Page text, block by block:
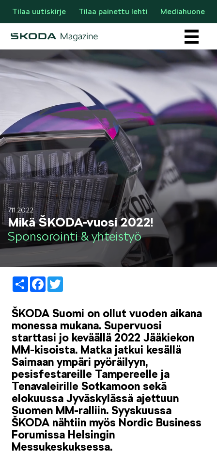
Tilaa uutiskirje Tilaa painettu lehti Mediahuone
Osastot
AJANKOHTAISTA & UUTTA
LIFESTYLE
SIMPLY CLEVER
7.11.2022
Mikä ŠKODA-vuosi 2022!
Sponsorointi & yhteistyö
ShareFacebook
ŠKODA Suomi on ollut vuoden aikana
monessa mukana. Supervuosi
starttasi jo keväällä 2022 Jääkiekon
MM-kisoista. Matka jatkui kesällä
Saimaan ympäri pyöräilyyn,
pesisfestareille Tampereelle ja
Tenavaleirille Sotkamoon sekä
elokuussa Jyväskylässä ajettuun
Suomen MM-ralliin. Syyskuussa
ŠKODA nähtiin myös Nordic Business
Forumissa Helsingin
Messukeskuksessa.